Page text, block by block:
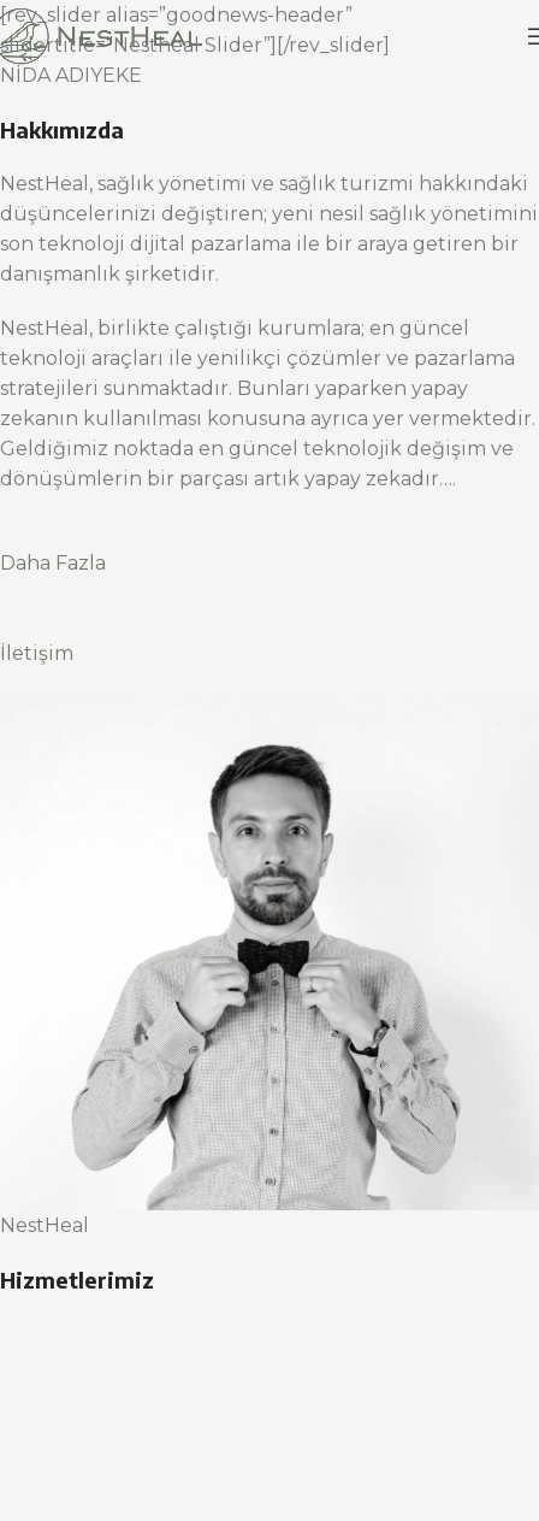
[rev_slider alias=”goodnews-header”
slidertitle=”Nestheal Slider”][/rev_slider]
NİDA ADIYEKE
Hakkımızda
NestHeal, sağlık yönetimi ve sağlık turizmi hakkındaki
düşüncelerinizi değiştiren; yeni nesil sağlık yönetimini
son teknoloji dijital pazarlama ile bir araya getiren bir
danışmanlık şirketidir.
NestHeal, birlikte çalıştığı kurumlara; en güncel
teknoloji araçları ile yenilikçi çözümler ve pazarlama
stratejileri sunmaktadır. Bunları yaparken yapay
zekanın kullanılması konusuna ayrıca yer vermektedir.
Geldiğimiz noktada en güncel teknolojik değişim ve
dönüşümlerin bir parçası artık yapay zekadır….
Daha Fazla
İletişim
NestHeal
Hizmetlerimiz